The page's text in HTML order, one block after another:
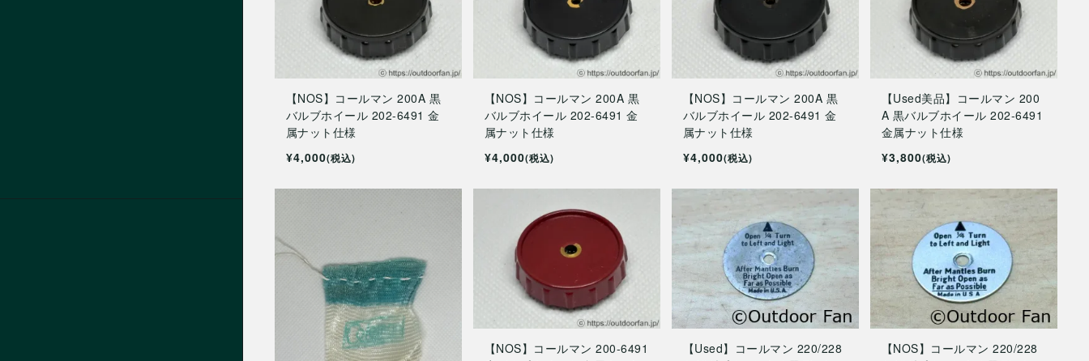
【NOS】コールマン 200A 黒
バルブホイール 202-6491 金
属ナット仕様
¥4,000(税込)
【NOS】コールマン 200A 黒
バルブホイール 202-6491 金
属ナット仕様
¥4,000(税込)
【NOS】コールマン 200A 黒
バルブホイール 202-6491 金
属ナット仕様
¥4,000(税込)
【Used美品】コールマン 200
A 黒バルブホイール 202-6491
金属ナット仕様
¥3,800(税込)
【NOS】コールマン 200-6491
【Used】コールマン 220/228
【NOS】コールマン 220/228